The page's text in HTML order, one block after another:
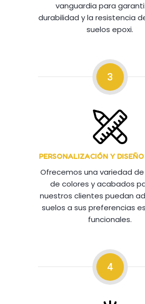
vanguardia para
durabilidad y la resistencia
suelos epoxi.
3
PERSONALIZACIÓN Y DISEÑO
Ofrecemos una variedad
de colores y acabados
nuestros clientes puedan
suelos a sus preferencias
funcionales.
4